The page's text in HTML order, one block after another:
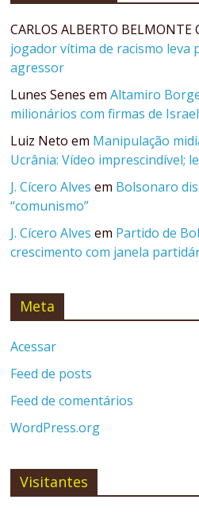
CARLOS ALBERTO BELMONTE
jogador vítima de racismo leva
agressor
Lunes Senes emAltamiro
milionários com firmas de
Luiz Neto em Manipulação
Ucrânia: Vídeo imprescindível;
J. Cícero Alves em Bolsonaro
“comunismo”
J. Cícero Alves em Partido de
crescimento com janela
Meta
Acessar
Feed de posts
Feed de comentários
WordPress.org
Visitantes